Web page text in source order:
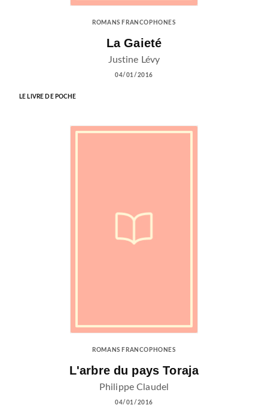
ROMANS FRANCOPHONES
La Gaieté
Justine Lévy
04/01/2016
LE LIVRE DE POCHE
ROMANS FRANCOPHONES
L'arbre du pays Toraja
Philippe Claudel
04/01/2016